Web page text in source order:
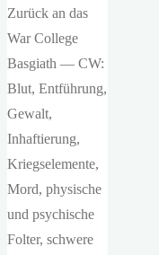
Zurück an das
War College
Basgiath — CW:
Blut, Entführung,
Gewalt,
Inhaftierung,
Kriegselemente,
Mord, physische
und psychische
Folter, schwere